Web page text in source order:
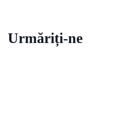
Urmăriți-ne